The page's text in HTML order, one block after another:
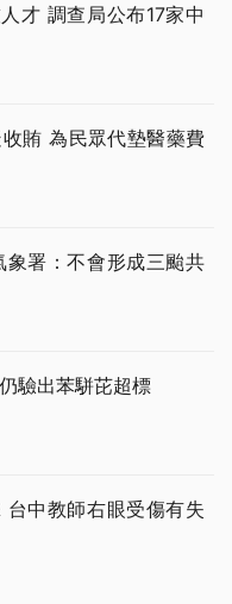
才 調查局公布17家中
賄 為民眾代墊醫藥費
署：不會形成三颱共
驗出苯駢芘超標
中教師右眼受傷有失